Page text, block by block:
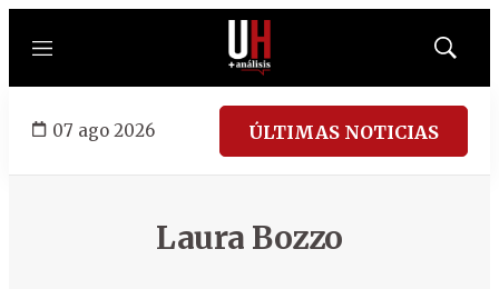
Menú
Mostrar
07 ago 2026 ÚLTIMAS NOTICIAS
Laura Bozzo